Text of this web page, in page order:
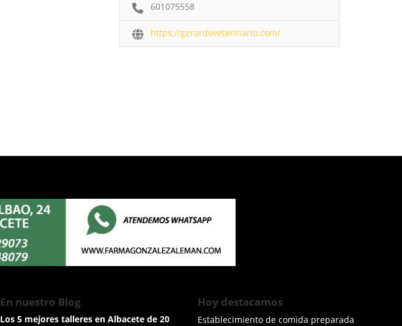
601075558
https://gerardoveterinario.com/
En nuestro Blog
Los 5 mejores talleres en Albacete de 20
Hoy destacamos
Establecimiento de comida preparada